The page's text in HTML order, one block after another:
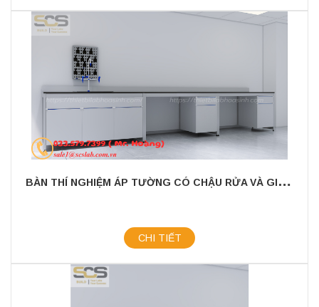
B
ÀN THÍ NGHIỆM ÁP TƯỜNG CÓ CHẬU RỬA VÀ GIÁ TREO KÍCH THƯỚC 3600X750X800MM
CHI TIẾT